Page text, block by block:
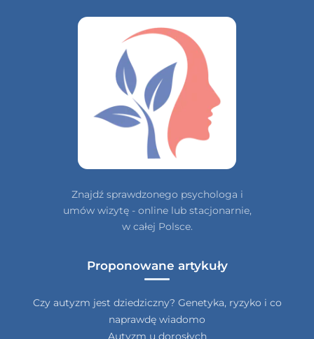
Znajdź sprawdzonego psychologa i
umów wizytę - online lub stacjonarnie,
w całej Polsce.
Proponowane artykuły
Czy autyzm jest dziedziczny? Genetyka, ryzyko i co
naprawdę wiadomo
Autyzm u dorosłych